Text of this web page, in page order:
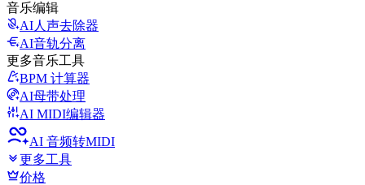
音乐编辑
AI人声去除器
AI音轨分离
更多音乐工具
BPM 计算器
AI母带处理
AI MIDI编辑器
AI 音频转MIDI
更多工具
价格